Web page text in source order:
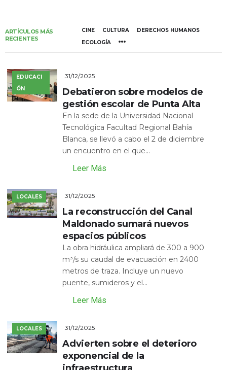
ARTÍCULOS MÁS
RECIENTES
CINE CULTURA
DERECHOS HUMANOS
ECOLOGÍA
EDUCACI
ÓN
31/12/2025
Debatieron sobre modelos de
gestión escolar de Punta Alta
En la sede de la Universidad Nacional
Tecnológica Facultad Regional Bahía
Blanca, se llevó a cabo el 2 de diciembre
un encuentro en el que...
Leer Más
LOCALES 31/12/2025
La reconstrucción del Canal
Maldonado sumará nuevos
espacios públicos
La obra hidráulica ampliará de 300 a 900
m³/s su caudal de evacuación en 2400
metros de traza. Incluye un nuevo
puente, sumideros y el...
Leer Más
LOCALES 31/12/2025
Advierten sobre el deterioro
exponencial de la